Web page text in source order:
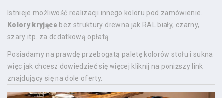
Istnieje możliwość realizacji innego koloru pod zamówienie.
Kolory kryjące bez struktury drewna jak RAL biały, czarny,
szary itp. za dodatkową opłatą.
Posiadamy na prawdę przebogatą paletę kolorów stołu i sukna
więc jak chcesz dowiedzieć się więcej kliknij na poniższy link
znajdujący się na dole oferty.